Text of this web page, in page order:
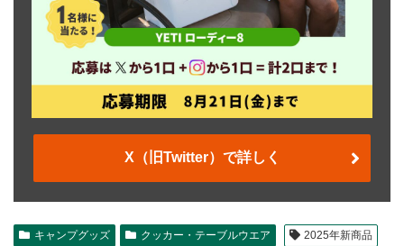
X（旧Twitter）で詳しく
キャンプグッズ クッカー・テーブルウエア
2025年新商品